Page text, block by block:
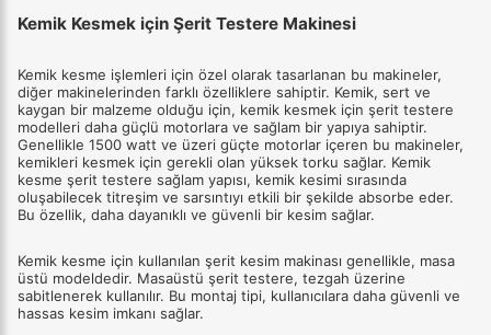
Kemik Kesmek için Şerit Testere Makinesi
Kemik kesme işlemleri için özel olarak tasarlanan bu makineler,
diğer makinelerinden farklı özelliklere sahiptir. Kemik, sert ve
kaygan bir malzeme olduğu için, kemik kesmek için şerit testere
modelleri daha güçlü motorlara ve sağlam bir yapıya sahiptir.
Genellikle 1500 watt ve üzeri güçte motorlar içeren bu makineler,
kemikleri kesmek için gerekli olan yüksek torku sağlar. Kemik
kesme şerit testere sağlam yapısı, kemik kesimi sırasında
oluşabilecek titreşim ve sarsıntıyı etkili bir şekilde absorbe eder.
Bu özellik, daha dayanıklı ve güvenli bir kesim sağlar.
Kemik kesme için kullanılan şerit kesim makinası genellikle, masa
üstü modeldedir. Masaüstü şerit testere, tezgah üzerine
sabitlenerek kullanılır. Bu montaj tipi, kullanıcılara daha güvenli ve
hassas kesim imkanı sağlar.